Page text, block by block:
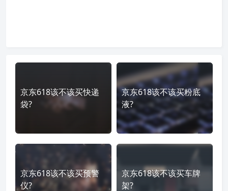
京东618该不该买快递
袋?
京东618该不该买粉底
液?
京东618该不该买预警
仪?
京东618该不该买车牌
架?